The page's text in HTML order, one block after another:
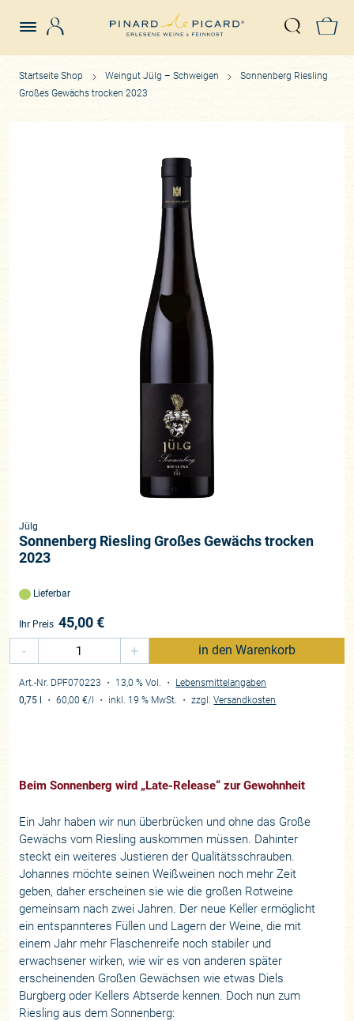
Suche
Startseite Shop Weingut Jülg – Schweigen
Sonnenberg Riesling
Großes Gewächs trocken 2023
Jülg
Sonnenberg Riesling Großes Gewächs trocken
2023
Lieferbar
Ihr Preis 45,00€
-
+ in den Warenkorb
Art.-Nr. DPF070223 ・ 13,0 % Vol. ・ Lebensmittelangaben
0,75 l
・60,00 €/l ・ inkl. 19 % MwSt. ・zzgl.Versandkosten
Beim Sonnenberg wird „Late-Release“ zur Gewohnheit
Ein Jahr haben wir nun überbrücken und ohne das Große
Gewächs vom Riesling auskommen müssen. Dahinter
steckt ein weiteres Justieren der Qualitätsschrauben.
Johannes möchte seinen Weißweinen noch mehr Zeit
geben, daher erscheinen sie wie die großen Rotweine
gemeinsam nach zwei Jahren. Der neue Keller ermöglicht
ein entspannteres Füllen und Lagern der Weine, die mit
einem Jahr mehr Flaschenreife noch stabiler und
erwachsener wirken, wie wir es von anderen später
erscheinenden Großen Gewächsen wie etwas Diels
Burgberg oder Kellers Abtserde kennen. Doch nun zum
Riesling aus dem Sonnenberg: